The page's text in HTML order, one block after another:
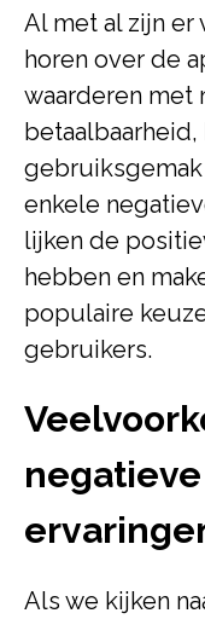
Al met al zijn
horen over de
waarderen met
enkele
lijken de
hebben en
populaire
gebruikers.
Als we kijken